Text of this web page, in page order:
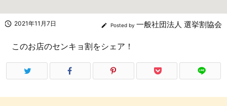
 2021年11月7日  Posted by 一般社団法人 選挙割協会
このお店のセンキョ割をシェア！